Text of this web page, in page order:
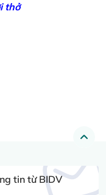
thở
tin từ BIDV